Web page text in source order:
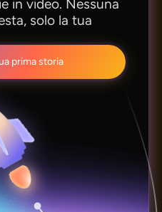
in video. Nessuna
solo la tua
prima storia